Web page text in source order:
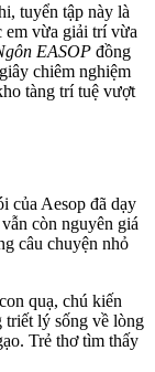
tuyển tập này là
em vừa giải trí vừa
EASOP đồng
chiêm nghiệm
tàng trí tuệ vượt
của Aesop đã dạy
còn nguyên giá
câu chuyện nhỏ
quạ, chú kiến
triết lý sống về lòng
Trẻ thơ tìm thấy